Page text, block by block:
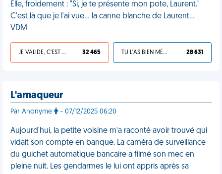
Elle, froidement : "Si, je te présente mon pote, Laurent."
C'est là que je l'ai vue... la canne blanche de Laurent...
VDM
JE VALIDE, C'EST UNE VDM 32 465 TU L'AS BIEN MÉRITÉ 28 631
L'arnaqueur
Par Anonyme - 07/12/2025 06:20
Aujourd'hui, la petite voisine m’a raconté avoir trouvé qui
vidait son compte en banque. La caméra de surveillance
du guichet automatique bancaire a filmé son mec en
pleine nuit. Les gendarmes le lui ont appris après sa